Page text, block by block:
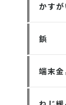
かすが
鋲
端末金